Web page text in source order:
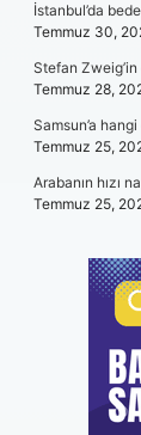
İstanbul’da
Temmuz 30,
Stefan
Temmuz 28,
Samsun’a
Temmuz 25,
Arabanın hızı
Temmuz 25,